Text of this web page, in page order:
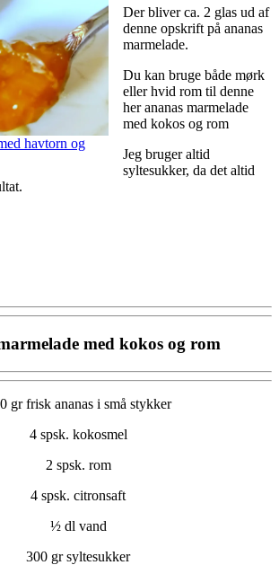
havtorn og
Der bliver ca. 2 glas ud af
denne opskrift på ananas
marmelade.
Du kan bruge både mørk
eller hvid rom til denne
her ananas marmelade
med kokos og rom
Jeg bruger altid
syltesukker, da det altid
med kokos og rom
gr frisk ananas i små stykker
4 spsk. kokosmel
2 spsk. rom
4 spsk. citronsaft
½ dl vand
300 gr syltesukker